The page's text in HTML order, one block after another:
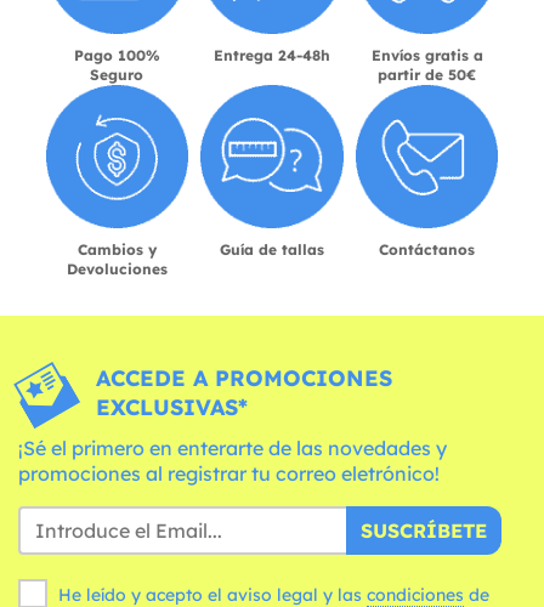
Pago 100%
Seguro
Entrega 24-48h
Envíos gratis a
partir de 50€
Cambios y
Devoluciones
Guía de tallas Contáctanos
ACCEDE A PROMOCIONES
EXCLUSIVAS*
¡Sé el primero en enterarte de las novedades y
promociones al registrar tu correo eletrónico!
SUSCRÍBETE
He leído y acepto el aviso legal y las condiciones